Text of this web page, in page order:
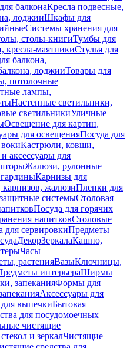
балконаКресла подвесные,
лоджииШкафы для
Системы хранения для
столы-книгиТумбы для
кресла-маятникиСтулья для
балкона,
лоджииТовары для
потолочные
лампы,
Настенные светильники,
светильникиУличные
Освещение для картин,
для освещенияПосуда для
Кастрюли, ковши,
аксессуары для
Жалюзи, рулонные
Карнизы для
жалюзиПленки для
системыСтоловая
Посуда для горячих
напитковСтоловые
для сервировкиПредметы
ДекорЗеркалаКашпо,
Часы
растенияВазыКлючницы,
интерьераШирмы
запеканияФормы для
Аксессуары для
выпечкиБытовая
для посудомоечных
чистящие
и зеркалЧистящие